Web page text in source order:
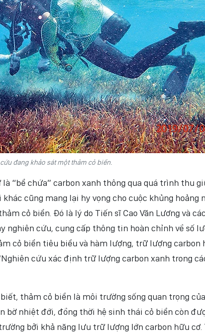
đang khảo sát một thảm cỏ biển.
“bể chứa” carbon xanh thông qua quá trình thu
cũng mang lại hy vọng cho cuộc khủng hoảng
cỏ biển. Đó là lý do Tiến sĩ Cao Văn Lương và
nghiên cứu, cung cấp thông tin hoàn chỉnh về số
cỏ biển tiêu biểu và hàm lượng, trữ lượng carbon
cứu xác định trữ lượng carbon xanh trong
thảm cỏ biển là môi trường sống quan trọng
bờ nhiệt đới, đồng thời hệ sinh thái cỏ biển còn
bởi khả năng lưu trữ lượng lớn carbon hữu cơ.